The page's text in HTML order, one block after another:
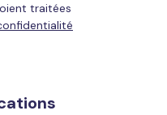
traitées